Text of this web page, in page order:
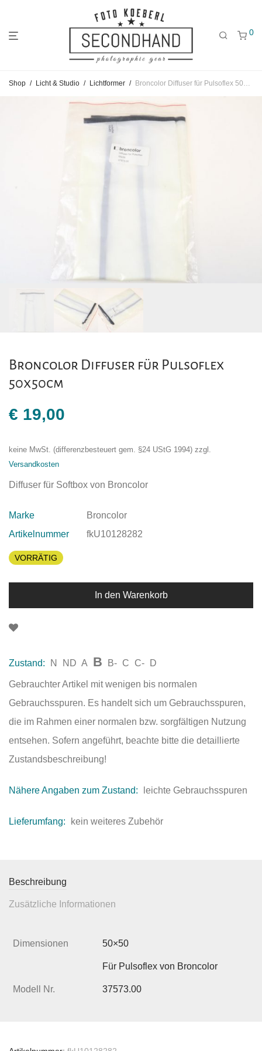
0
Shop / Licht & Studio / Lichtformer / Broncolor Diffuser für Pulsoflex 50x50cm
Broncolor Diffuser für Pulsoflex
50x50cm
€ 19,00
keine MwSt. (differenzbesteuert gem. §24 UStG 1994) zzgl.
Versandkosten
Diffuser für Softbox von Broncolor
Marke
Broncolor
Artikelnummer
fkU10128282
VORRÄTIG
In den Warenkorb
Zustand: N ND A B B- C C- D
Gebrauchter Artikel mit wenigen bis normalen
Gebrauchsspuren. Es handelt sich um Gebrauchsspuren,
die im Rahmen einer normalen bzw. sorgfältigen Nutzung
entsehen. Sofern angeführt, beachte bitte die detaillierte
Zustandsbeschreibung!
Nähere Angaben zum Zustand: leichte Gebrauchsspuren
Lieferumfang: kein weiteres Zubehör
Beschreibung
Zusätzliche Informationen
Dimensionen 50×50
Für Pulsoflex von Broncolor
Modell Nr. 37573.00